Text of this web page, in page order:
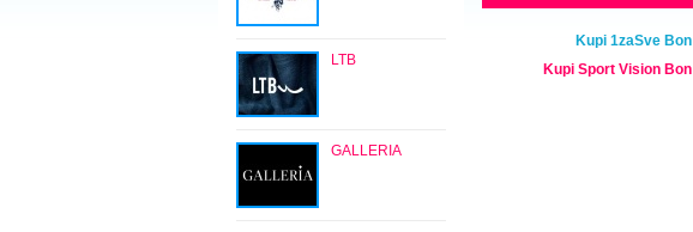
LTB
GALLERIA
Kupi 1zaSve Bon
Kupi Sport Vision Bon